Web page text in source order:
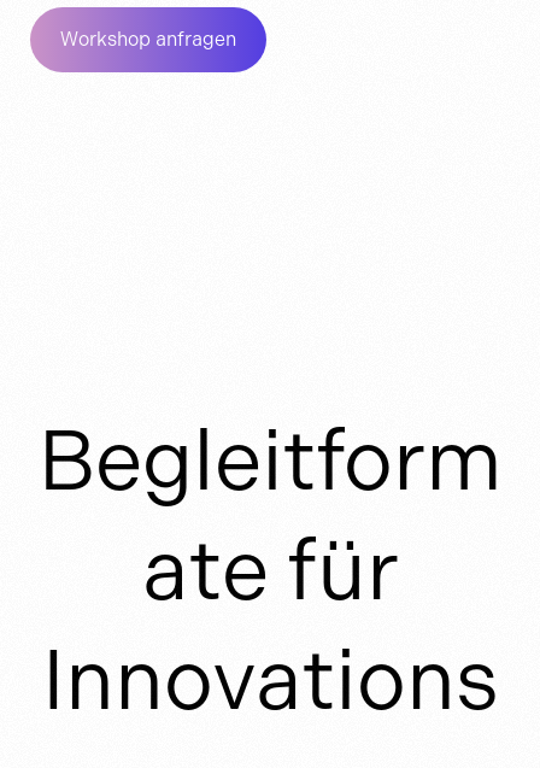
Workshop anfragen
Begleitform
ate für
Innovations